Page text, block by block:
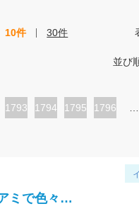
10件 30件
並び
ペ
1793
ペ
1794
ペ
1795
ペ
1796
ミで色々…